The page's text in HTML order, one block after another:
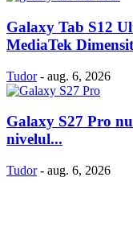
Galaxy Tab S12
MediaTek
Tudor - aug. 6, 2026
Galaxy S27 Pro
nivelul...
Tudor - aug. 6, 2026